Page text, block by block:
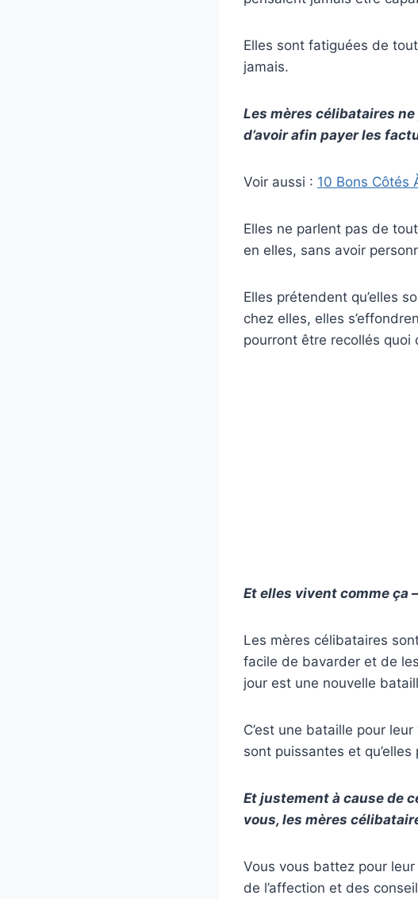
Elles sont fatiguées de
jamais.
Les mères célibataires
d’avoir afin payer les
Voir aussi : 10 Bons Côtés
Elles ne parlent pas de
en elles, sans avoir
Elles prétendent qu’elles
chez elles, elles
pourront être recollés quoi
Et elles vivent comme ça
Les mères célibataires
facile de bavarder et de
jour est une nouvelle
C’est une bataille pour
sont puissantes et
Et justement à cause de
vous, les mères
Vous vous battez pour
de l’affection et des